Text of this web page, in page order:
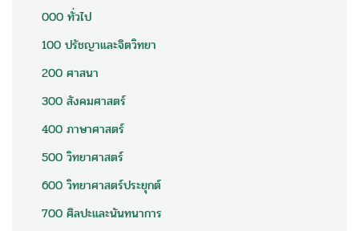
000 ทั่วไป
100 ปรัชญาและจิตวิทยา
200 ศาสนา
300 สังคมศาสตร์
400 ภาษาศาสตร์
500 วิทยาศาสตร์
600 วิทยาศาสตร์ประยุกต์
700 ศิลปะและนันทนาการ